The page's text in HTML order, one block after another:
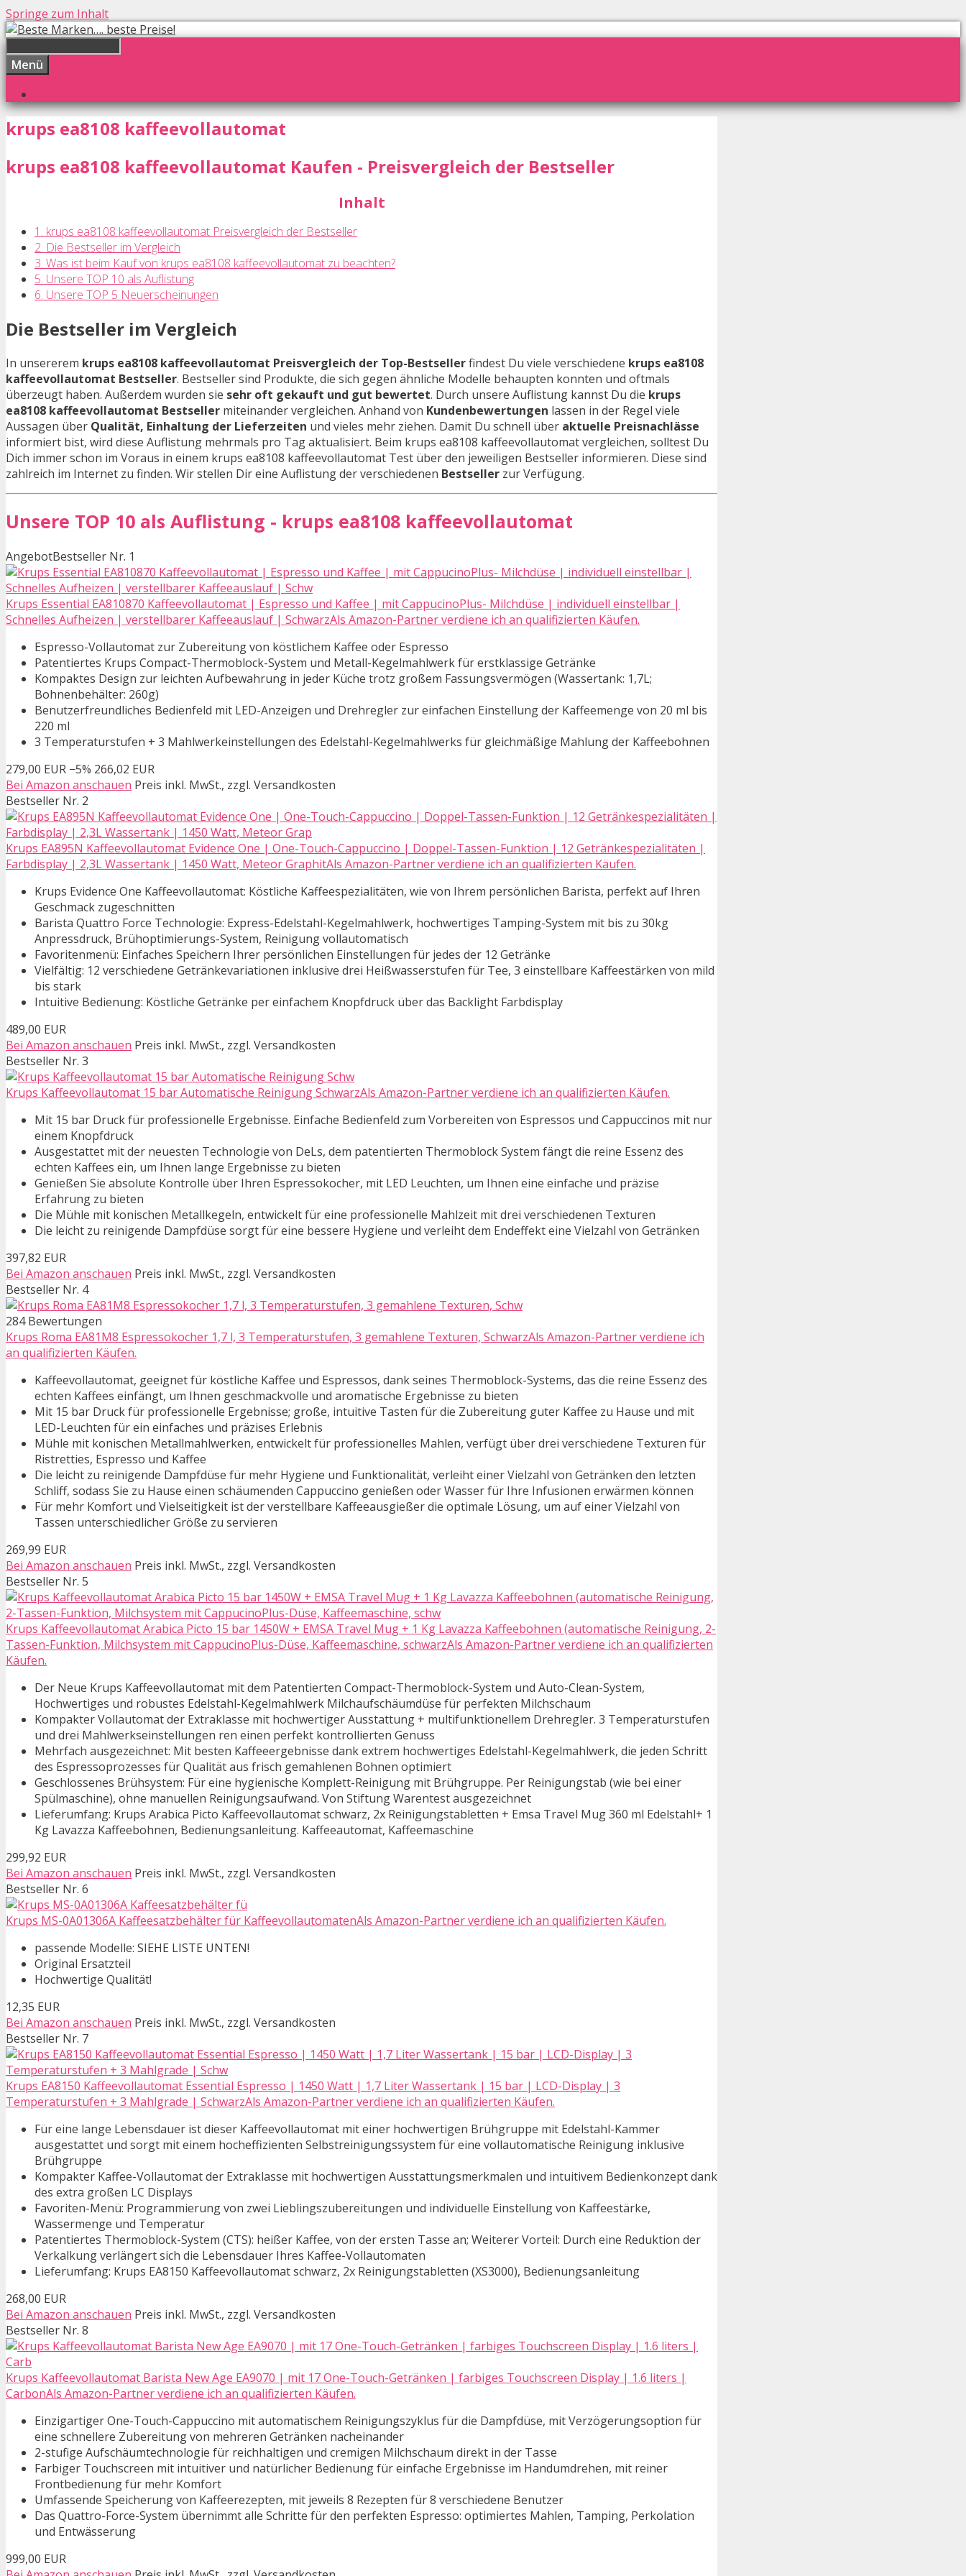
Springe zum Inhalt
Menü
krups ea8108 kaffeevollautomat
krups ea8108 kaffeevollautomat Kaufen - Preisvergleich der Bestseller
Inhalt
1. krups ea8108 kaffeevollautomat Preisvergleich der Bestseller
2. Die Bestseller im Vergleich
3. Was ist beim Kauf von krups ea8108 kaffeevollautomat zu beachten?
5. Unsere TOP 10 als Auflistung
6. Unsere TOP 5 Neuerscheinungen
Die Bestseller im Vergleich
In unsererem krups ea8108 kaffeevollautomat Preisvergleich der Top-Bestsellerfindest Du viele verschiedene krups ea8108
kaffeevollautomat Bestseller. Bestseller sind Produkte, die sich gegen ähnliche Modelle behaupten konnten und oftmals
überzeugt haben. Außerdem wurden sie sehr oft gekauft und gut bewertet. Durch unsere Auflistung kannst Du die krups
ea8108 kaffeevollautomat Bestseller miteinander vergleichen. Anhand von Kundenbewertungen lassen in der Regel viele
Aussagen über Qualität, Einhaltung der Lieferzeiten und vieles mehr ziehen. Damit Du schnell über aktuelle Preisnachlässe
informiert bist, wird diese Auflistung mehrmals pro Tag aktualisiert. Beim krups ea8108 kaffeevollautomat vergleichen, solltest Du
Dich immer schon im Voraus in einem krups ea8108 kaffeevollautomat Test über den jeweiligen Bestseller informieren. Diese sind
zahlreich im Internet zu finden. Wir stellen Dir eine Auflistung der verschiedenen Bestseller zur Verfügung.
Unsere TOP 10 als Auflistung - krups ea8108 kaffeevollautomat
AngebotBestseller Nr. 1
Krups Essential EA810870 Kaffeevollautomat | Espresso und Kaffee | mit CappucinoPlus- Milchdüse | individuell einstellbar |
Schnelles Aufheizen | verstellbarer Kaffeeauslauf | SchwarzAls Amazon-Partner verdiene ich an qualifizierten Käufen.
Espresso-Vollautomat zur Zubereitung von köstlichem Kaffee oder Espresso
Patentiertes Krups Compact-Thermoblock-System und Metall-Kegelmahlwerk für erstklassige Getränke
Kompaktes Design zur leichten Aufbewahrung in jeder Küche trotz großem Fassungsvermögen (Wassertank: 1,7L;
Bohnenbehälter: 260g)
Benutzerfreundliches Bedienfeld mit LED-Anzeigen und Drehregler zur einfachen Einstellung der Kaffeemenge von 20 ml bis
220 ml
3 Temperaturstufen + 3 Mahlwerkeinstellungen des Edelstahl-Kegelmahlwerks für gleichmäßige Mahlung der Kaffeebohnen
279,00 EUR −5% 266,02 EUR
Bei Amazon anschauen Preis inkl. MwSt., zzgl. Versandkosten
Bestseller Nr. 2
Krups EA895N Kaffeevollautomat Evidence One | One-Touch-Cappuccino | Doppel-Tassen-Funktion | 12 Getränkespezialitäten |
Farbdisplay | 2,3L Wassertank | 1450 Watt, Meteor GraphitAls Amazon-Partner verdiene ich an qualifizierten Käufen.
Krups Evidence One Kaffeevollautomat: Köstliche Kaffeespezialitäten, wie von Ihrem persönlichen Barista, perfekt auf Ihren
Geschmack zugeschnitten
Barista Quattro Force Technologie: Express-Edelstahl-Kegelmahlwerk, hochwertiges Tamping-System mit bis zu 30kg
Anpressdruck, Brühoptimierungs-System, Reinigung vollautomatisch
Favoritenmenü: Einfaches Speichern Ihrer persönlichen Einstellungen für jedes der 12 Getränke
Vielfältig: 12 verschiedene Getränkevariationen inklusive drei Heißwasserstufen für Tee, 3 einstellbare Kaffeestärken von mild
bis stark
Intuitive Bedienung: Köstliche Getränke per einfachem Knopfdruck über das Backlight Farbdisplay
489,00 EUR
Bei Amazon anschauen Preis inkl. MwSt., zzgl. Versandkosten
Bestseller Nr. 3
Krups Kaffeevollautomat 15 bar Automatische Reinigung SchwarzAls Amazon-Partner verdiene ich an qualifizierten Käufen.
Mit 15 bar Druck für professionelle Ergebnisse. Einfache Bedienfeld zum Vorbereiten von Espressos und Cappuccinos mit nur
einem Knopfdruck
Ausgestattet mit der neuesten Technologie von DeLs, dem patentierten Thermoblock System fängt die reine Essenz des
echten Kaffees ein, um Ihnen lange Ergebnisse zu bieten
Genießen Sie absolute Kontrolle über Ihren Espressokocher, mit LED Leuchten, um Ihnen eine einfache und präzise
Erfahrung zu bieten
Die Mühle mit konischen Metallkegeln, entwickelt für eine professionelle Mahlzeit mit drei verschiedenen Texturen
Die leicht zu reinigende Dampfdüse sorgt für eine bessere Hygiene und verleiht dem Endeffekt eine Vielzahl von Getränken
397,82 EUR
Bei Amazon anschauen Preis inkl. MwSt., zzgl. Versandkosten
Bestseller Nr. 4
284 Bewertungen
Krups Roma EA81M8 Espressokocher 1,7 l, 3 Temperaturstufen, 3 gemahlene Texturen, SchwarzAls Amazon-Partner verdiene ich
an qualifizierten Käufen.
Kaffeevollautomat, geeignet für köstliche Kaffee und Espressos, dank seines Thermoblock-Systems, das die reine Essenz des
echten Kaffees einfängt, um Ihnen geschmackvolle und aromatische Ergebnisse zu bieten
Mit 15 bar Druck für professionelle Ergebnisse; große, intuitive Tasten für die Zubereitung guter Kaffee zu Hause und mit
LED-Leuchten für ein einfaches und präzises Erlebnis
Mühle mit konischen Metallmahlwerken, entwickelt für professionelles Mahlen, verfügt über drei verschiedene Texturen für
Ristretties, Espresso und Kaffee
Die leicht zu reinigende Dampfdüse für mehr Hygiene und Funktionalität, verleiht einer Vielzahl von Getränken den letzten
Schliff, sodass Sie zu Hause einen schäumenden Cappuccino genießen oder Wasser für Ihre Infusionen erwärmen können
Für mehr Komfort und Vielseitigkeit ist der verstellbare Kaffeeausgießer die optimale Lösung, um auf einer Vielzahl von
Tassen unterschiedlicher Größe zu servieren
269,99 EUR
Bei Amazon anschauen Preis inkl. MwSt., zzgl. Versandkosten
Bestseller Nr. 5
Krups Kaffeevollautomat Arabica Picto 15 bar 1450W + EMSA Travel Mug + 1 Kg Lavazza Kaffeebohnen (automatische Reinigung, 2-
Tassen-Funktion, Milchsystem mit CappucinoPlus-Düse, Kaffeemaschine, schwarzAls Amazon-Partner verdiene ich an qualifizierten
Käufen.
Der Neue Krups Kaffeevollautomat mit dem Patentierten Compact-Thermoblock-System und Auto-Clean-System,
Hochwertiges und robustes Edelstahl-Kegelmahlwerk Milchaufschäumdüse für perfekten Milchschaum
Kompakter Vollautomat der Extraklasse mit hochwertiger Ausstattung + multifunktionellem Drehregler. 3 Temperaturstufen
und drei Mahlwerkseinstellungen ren einen perfekt kontrollierten Genuss
Mehrfach ausgezeichnet: Mit besten Kaffeeergebnisse dank extrem hochwertiges Edelstahl-Kegelmahlwerk, die jeden Schritt
des Espressoprozesses für Qualität aus frisch gemahlenen Bohnen optimiert
Geschlossenes Brühsystem: Für eine hygienische Komplett-Reinigung mit Brühgruppe. Per Reinigungstab (wie bei einer
Spülmaschine), ohne manuellen Reinigungsaufwand. Von Stiftung Warentest ausgezeichnet
Lieferumfang: Krups Arabica Picto Kaffeevollautomat schwarz, 2x Reinigungstabletten + Emsa Travel Mug 360 ml Edelstahl+ 1
Kg Lavazza Kaffeebohnen, Bedienungsanleitung. Kaffeeautomat, Kaffeemaschine
299,92 EUR
Bei Amazon anschauen Preis inkl. MwSt., zzgl. Versandkosten
Bestseller Nr. 6
Krups MS-0A01306A Kaffeesatzbehälter für KaffeevollautomatenAls Amazon-Partner verdiene ich an qualifizierten Käufen.
passende Modelle: SIEHE LISTE UNTEN!
Original Ersatzteil
Hochwertige Qualität!
12,35 EUR
Bei Amazon anschauen Preis inkl. MwSt., zzgl. Versandkosten
Bestseller Nr. 7
Krups EA8150 Kaffeevollautomat Essential Espresso | 1450 Watt | 1,7 Liter Wassertank | 15 bar | LCD-Display | 3
Temperaturstufen + 3 Mahlgrade | SchwarzAls Amazon-Partner verdiene ich an qualifizierten Käufen.
Für eine lange Lebensdauer ist dieser Kaffeevollautomat mit einer hochwertigen Brühgruppe mit Edelstahl-Kammer
ausgestattet und sorgt mit einem hocheffizienten Selbstreinigungssystem für eine vollautomatische Reinigung inklusive
Brühgruppe
Kompakter Kaffee-Vollautomat der Extraklasse mit hochwertigen Ausstattungsmerkmalen und intuitivem Bedienkonzept dank
des extra großen LC Displays
Favoriten-Menü: Programmierung von zwei Lieblingszubereitungen und individuelle Einstellung von Kaffeestärke,
Wassermenge und Temperatur
Patentiertes Thermoblock-System (CTS): heißer Kaffee, von der ersten Tasse an; Weiterer Vorteil: Durch eine Reduktion der
Verkalkung verlängert sich die Lebensdauer Ihres Kaffee-Vollautomaten
Lieferumfang: Krups EA8150 Kaffeevollautomat schwarz, 2x Reinigungstabletten (XS3000), Bedienungsanleitung
268,00 EUR
Bei Amazon anschauen Preis inkl. MwSt., zzgl. Versandkosten
Bestseller Nr. 8
Krups Kaffeevollautomat Barista New Age EA9070 | mit 17 One-Touch-Getränken | farbiges Touchscreen Display | 1.6 liters |
CarbonAls Amazon-Partner verdiene ich an qualifizierten Käufen.
Einzigartiger One-Touch-Cappuccino mit automatischem Reinigungszyklus für die Dampfdüse, mit Verzögerungsoption für
eine schnellere Zubereitung von mehreren Getränken nacheinander
2-stufige Aufschäumtechnologie für reichhaltigen und cremigen Milchschaum direkt in der Tasse
Farbiger Touchscreen mit intuitiver und natürlicher Bedienung für einfache Ergebnisse im Handumdrehen, mit reiner
Frontbedienung für mehr Komfort
Umfassende Speicherung von Kaffeerezepten, mit jeweils 8 Rezepten für 8 verschiedene Benutzer
Das Quattro-Force-System übernimmt alle Schritte für den perfekten Espresso: optimiertes Mahlen, Tamping, Perkolation
und Entwässerung
999,00 EUR